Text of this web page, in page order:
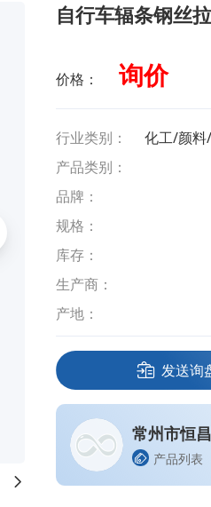
自行车辐条钢丝
价格： 询价
行业类别：
化工/颜料
产品类别：
品牌：
规格：
库存：
生产商：
产地：
发送询
常州市恒
产品列表